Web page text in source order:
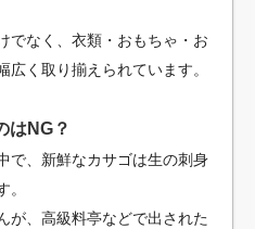
でなく、衣類・おもちゃ・お
く取り揃えられています。
はNG？
で、新鮮なカサゴは生の刺身
。
が、高級料亭などで出された